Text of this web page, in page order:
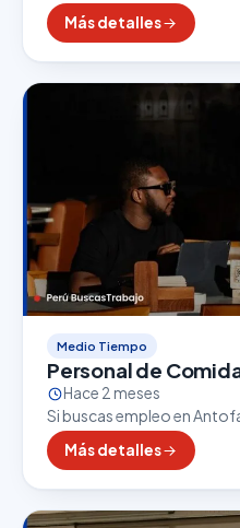
Cajero/a de Restaurante
oportunidad. El sector
Más detalles
Medio Tiempo
Personal de
Hace 2 meses
Si buscas empleo en
Personal de Comida
oportunidad. El sector
Más detalles